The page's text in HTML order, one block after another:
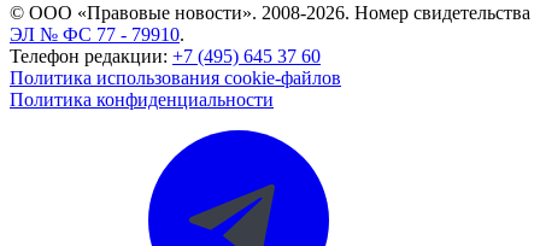
© ООО «Правовые новости». 2008-2026. Номер свидетельства
ЭЛ № ФС 77 - 79910.
Телефон редакции: +7 (495) 645 37 60
Политика использования cookie-файлов
Политика конфиденциальности